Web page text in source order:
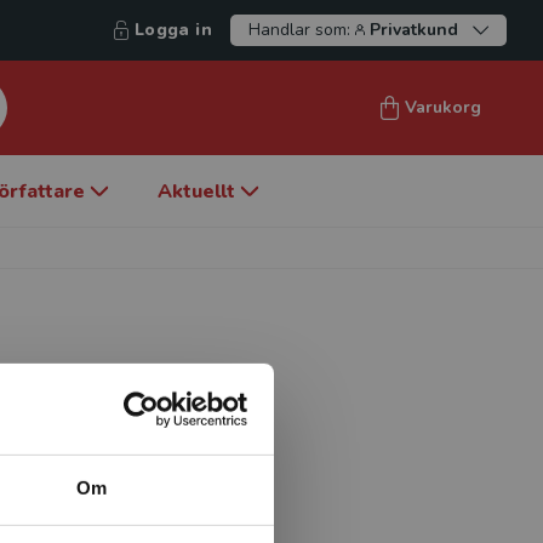
Om
Logga in Handlar som: Privatkund
Varukorg
Aktuellt
vid institutionen